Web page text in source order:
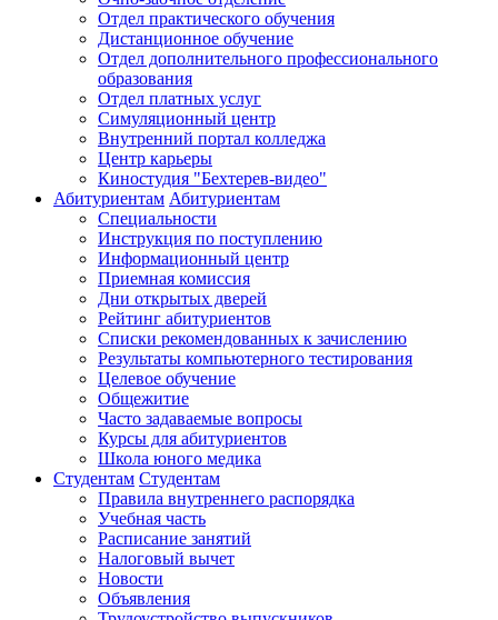
Отдел практического обучения
Дистанционное обучение
Отдел дополнительного профессионального
образования
Отдел платных услуг
Симуляционный центр
Внутренний портал колледжа
Центр карьеры
Киностудия "Бехтерев-видео"
Абитуриентам Абитуриентам
Специальности
Инструкция по поступлению
Информационный центр
Приемная комиссия
Дни открытых дверей
Рейтинг абитуриентов
Списки рекомендованных к зачислению
Результаты компьютерного тестирования
Целевое обучение
Общежитие
Часто задаваемые вопросы
Курсы для абитуриентов
Школа юного медика
Студентам Студентам
Правила внутреннего распорядка
Учебная часть
Расписание занятий
Налоговый вычет
Новости
Объявления